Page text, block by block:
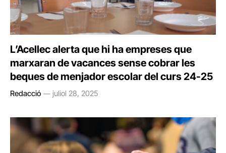
L’Acellec alerta que hi ha empreses que
marxaran de vacances sense cobrar les
beques de menjador escolar del curs 24-25
Redacció juliol 28, 2025